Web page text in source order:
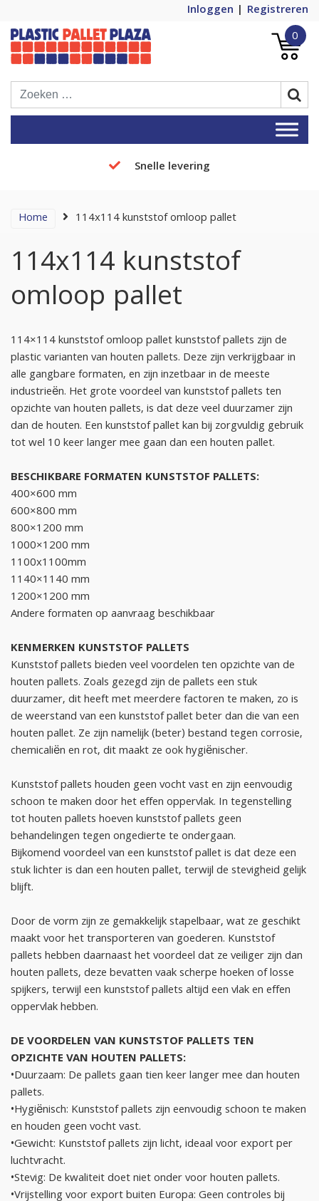
Inloggen
Registreren
Plastic Pallet Plaza
Plastic Pallets Plaza, de nummer 1 in
Europa!
0
Snelle levering
Home 114x114 kunststof omloop pallet
114x114 kunststof
omloop pallet
114×114 kunststof omloop pallet kunststof pallets zijn de
plastic varianten van houten pallets. Deze zijn verkrijgbaar in
alle gangbare formaten, en zijn inzetbaar in de meeste
industrieën. Het grote voordeel van kunststof pallets ten
opzichte van houten pallets, is dat deze veel duurzamer zijn
dan de houten. Een kunststof pallet kan bij zorgvuldig gebruik
tot wel 10 keer langer mee gaan dan een houten pallet.
BESCHIKBARE FORMATEN KUNSTSTOF PALLETS:
400×600 mm
600×800 mm
800×1200 mm
1000×1200 mm
1100x1100mm
1140×1140 mm
1200×1200 mm
Andere formaten op aanvraag beschikbaar
KENMERKEN KUNSTSTOF PALLETS
Kunststof pallets bieden veel voordelen ten opzichte van de
houten pallets. Zoals gezegd zijn de pallets een stuk
duurzamer, dit heeft met meerdere factoren te maken, zo is
de weerstand van een kunststof pallet beter dan die van een
houten pallet. Ze zijn namelijk (beter) bestand tegen corrosie,
chemicaliën en rot, dit maakt ze ook hygiënischer.
Kunststof pallets houden geen vocht vast en zijn eenvoudig
schoon te maken door het effen oppervlak. In tegenstelling
tot houten pallets hoeven kunststof pallets geen
behandelingen tegen ongedierte te ondergaan.
Bijkomend voordeel van een kunststof pallet is dat deze een
stuk lichter is dan een houten pallet, terwijl de stevigheid gelijk
blijft.
Door de vorm zijn ze gemakkelijk stapelbaar, wat ze geschikt
maakt voor het transporteren van goederen. Kunststof
pallets hebben daarnaast het voordeel dat ze veiliger zijn dan
houten pallets, deze bevatten vaak scherpe hoeken of losse
spijkers, terwijl een kunststof pallets altijd een vlak en effen
oppervlak hebben.
DE VOORDELEN VAN KUNSTSTOF PALLETS TEN
OPZICHTE VAN HOUTEN PALLETS:
•Duurzaam: De pallets gaan tien keer langer mee dan houten
pallets.
•Hygiënisch: Kunststof pallets zijn eenvoudig schoon te maken
en houden geen vocht vast.
•Gewicht: Kunststof pallets zijn licht, ideaal voor export per
luchtvracht.
•Stevig: De kwaliteit doet niet onder voor houten pallets.
•Vrijstelling voor export buiten Europa: Geen controles bij